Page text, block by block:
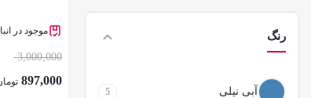
بیودرما
بیودرما اسپات
رنگ
آبی نیلی 5
موجود در
3,000,000
897,000